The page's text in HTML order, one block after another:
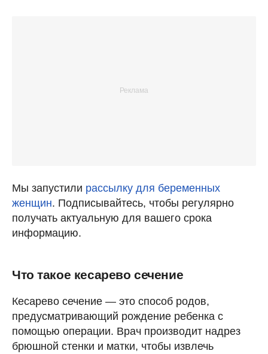
Мы запустили рассылку для беременных
женщин. Подписывайтесь, чтобы регулярно
получать актуальную для вашего срока
информацию.
Что такое кесарево сечение
Кесарево сечение — это способ родов,
предусматривающий рождение ребенка с
помощью операции. Врач производит надрез
брюшной стенки и матки, чтобы извлечь